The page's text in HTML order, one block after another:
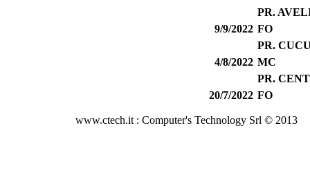
PR.
9/9/2022 FO
PR.
4/8/2022 MC
PR.
20/7/2022 FO
www.ctech.it : Computer's Technology Srl © 2013